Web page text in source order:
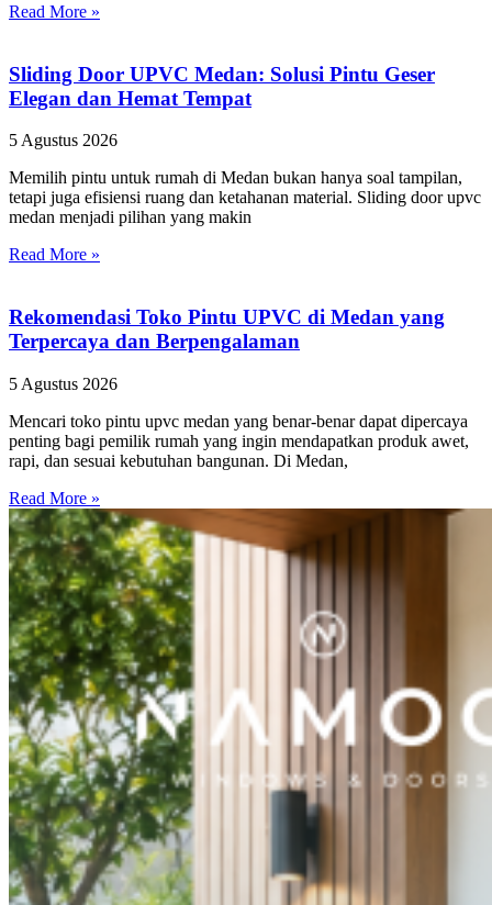
Read More »
Sliding Door UPVC Medan: Solusi Pintu Geser
Elegan dan Hemat Tempat
5 Agustus 2026
Memilih pintu untuk rumah di Medan bukan hanya soal tampilan,
tetapi juga efisiensi ruang dan ketahanan material. Sliding door upvc
medan menjadi pilihan yang makin
Read More »
Rekomendasi Toko Pintu UPVC di Medan yang
Terpercaya dan Berpengalaman
5 Agustus 2026
Mencari toko pintu upvc medan yang benar-benar dapat dipercaya
penting bagi pemilik rumah yang ingin mendapatkan produk awet,
rapi, dan sesuai kebutuhan bangunan. Di Medan,
Read More »